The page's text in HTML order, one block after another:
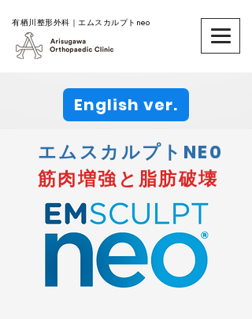
​有栖川整形外科｜エムスカルプトneo
English ver.
​エムスカルプトNE0
筋肉増強と脂肪破壊